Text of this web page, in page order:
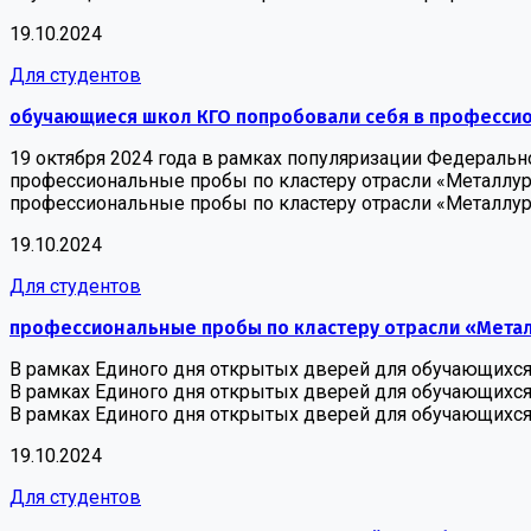
19.10.2024
Для студентов
обучающиеся школ КГО попробовали себя в
19 октября 2024 года в рамках популяризации
профессиональные пробы по кластеру отрасли
профессиональные пробы по кластеру отрасли
19.10.2024
Для студентов
профессиональные пробы по кластеру отрасли
В рамках Единого дня открытых дверей для
В рамках Единого дня открытых дверей для
В рамках Единого дня открытых дверей для
19.10.2024
Для студентов